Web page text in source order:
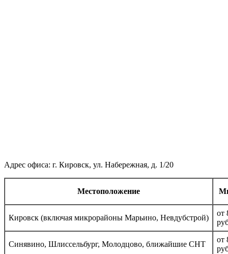
Адрес офиса: г. Кировск, ул. Набережная, д. 1/20
Местоположение
Кировск (включая микрорайоны Марьино, Невдубстрой)
от
Синявино, Шлиссельбург, Молодцово, ближайшие СНТ
от